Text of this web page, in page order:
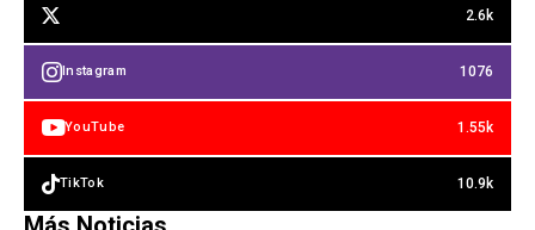
2.6k
Instagram 1076
YouTube 1.55k
TikTok 10.9k